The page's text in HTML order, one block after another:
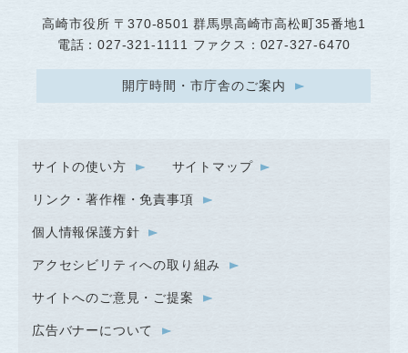
高崎市役所 〒370-8501 群馬県高崎市高松町35番地1
電話：027-321-1111 ファクス：027-327-6470
開庁時間・市庁舎のご案内
サイトの使い方 サイトマップ
リンク・著作権・免責事項
個人情報保護方針
アクセシビリティへの取り組み
サイトへのご意見・ご提案
広告バナーについて